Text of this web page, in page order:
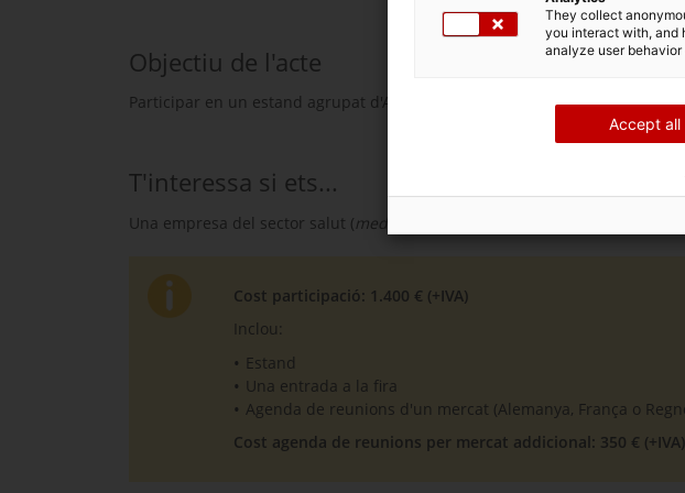
Objectiu de l'acte
Participar en un estand agrupat d'ACCIÓ per presentar les teves solucions
T'interessa si ets...
Una empresa del sector salut (medtech
Cost participació: 1.400 € (+IVA)
Inclou:
Estand
Una entrada a la fira
Agenda de reunions d'un mercat (Alemanya, França o
Cost agenda de reunions per mercat addicional: 350 € (+IVA)
They collect
you interact with, and
analyze user
Accept all